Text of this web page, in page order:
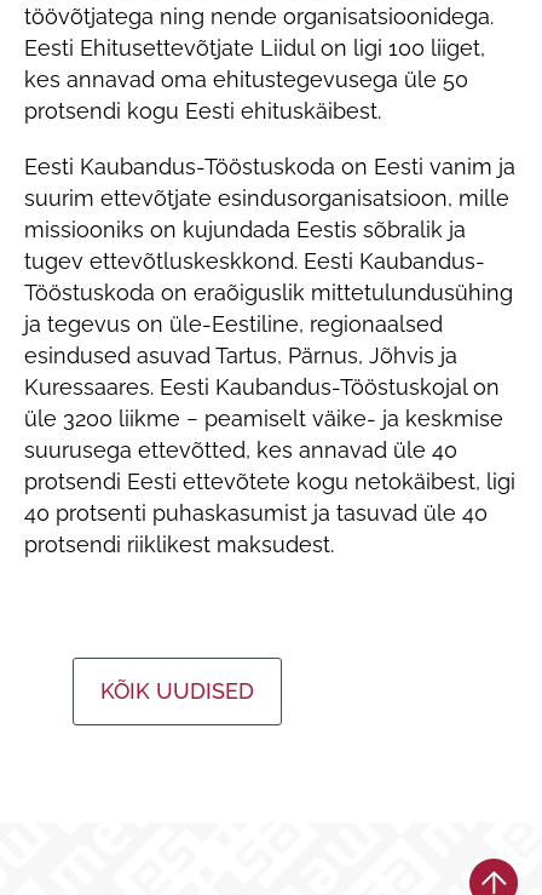
töövõtjatega ning nende organisatsioonidega.
Eesti Ehitusettevõtjate Liidul on ligi 100 liiget,
kes annavad oma ehitustegevusega üle 50
protsendi kogu Eesti ehituskäibest.
Eesti Kaubandus-Tööstuskoda on Eesti vanim ja
suurim ettevõtjate esindusorganisatsioon, mille
missiooniks on kujundada Eestis sõbralik ja
tugev ettevõtluskeskkond. Eesti Kaubandus-
Tööstuskoda on eraõiguslik mittetulundusühing
ja tegevus on üle-Eestiline, regionaalsed
esindused asuvad Tartus, Pärnus, Jõhvis ja
Kuressaares. Eesti Kaubandus-Tööstuskojal on
üle 3200 liikme − peamiselt väike- ja keskmise
suurusega ettevõtted, kes annavad üle 40
protsendi Eesti ettevõtete kogu netokäibest, ligi
40 protsenti puhaskasumist ja tasuvad üle 40
protsendi riiklikest maksudest.
KÕIK UUDISED